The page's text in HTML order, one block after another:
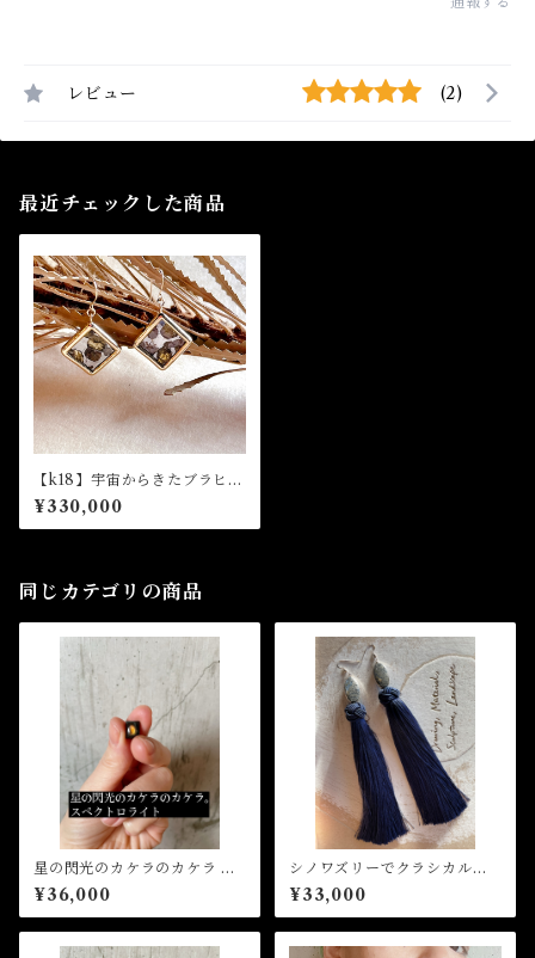
レビュー (2)
最近チェックした商品
【k18】宇宙からきたブラヒン
隕石ピアス(オーダー)
¥330,000
同じカテゴリの商品
星の閃光のカケラのカケラ ス
ペクトロライト(オーダー、ス
タッドピアスorイヤリングor
リングorペンダント加工)
¥36,000
シノワズリーでクラシカルな
ネイビーブルーのロングタッ
セルピアス
¥33,000